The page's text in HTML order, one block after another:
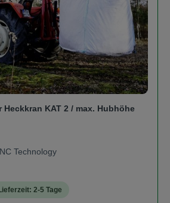
Heckkran KAT 2 / max. Hubhöhe
Technology
2-5 Tage